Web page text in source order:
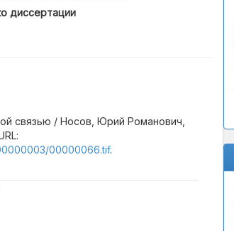
диссертации
связью / Носов, Юрий Романович,
00000066.tif.